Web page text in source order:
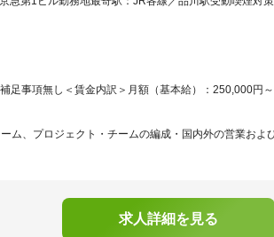
足事項無し＜賃金内訳＞月額（基本給）：250,000円～
ム、プロジェクト・チームの編成・国内外の営業およ
求人詳細を見る